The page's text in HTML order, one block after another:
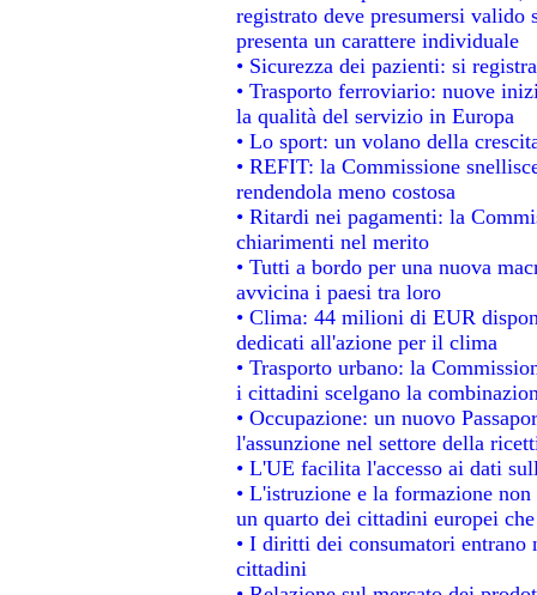
registrato deve presumersi
presenta un carattere individuale
• Sicurezza dei pazienti: si
• Trasporto ferroviario: nuove
la qualità del servizio in Europa
• Lo sport: un volano della
• REFIT: la Commissione
rendendola meno costosa
• Ritardi nei pagamenti: la
chiarimenti nel merito
• Tutti a bordo per una nuova
avvicina i paesi tra loro
• Clima: 44 milioni di EUR
dedicati all'azione per il clima
• Trasporto urbano: la
i cittadini scelgano la
• Occupazione: un nuovo
l'assunzione nel settore della
• L'UE facilita l'accesso ai dati
• L'istruzione e la formazione
un quarto dei cittadini europei
• I diritti dei consumatori
cittadini